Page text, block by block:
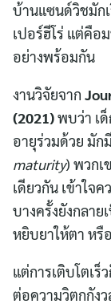
Search
for:
บ้านแซนด์วิชมัก
เปอร์ฮีโร่ แต่คือ
อย่างพร้อมกัน
งานวิจัยจาก
(2021)พบว่า เ
อายุร่วมด้วย มัก
maturity) พวกเ
เดียวกัน เข้าใจ
บางครั้งยังกลาย
หยิบยาให้ตา หรื
แต่การเติบโตเร็
ต่อความวิตกกัง